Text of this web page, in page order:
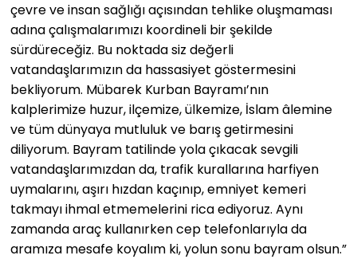
çevre ve insan sağlığı açısından tehlike oluşmaması
adına çalışmalarımızı koordineli bir şekilde
sürdüreceğiz. Bu noktada siz değerli
vatandaşlarımızın da hassasiyet göstermesini
bekliyorum. Mübarek Kurban Bayramı’nın
kalplerimize huzur, ilçemize, ülkemize, İslam âlemine
ve tüm dünyaya mutluluk ve barış getirmesini
diliyorum. Bayram tatilinde yola çıkacak sevgili
vatandaşlarımızdan da, trafik kurallarına harfiyen
uymalarını, aşırı hızdan kaçınıp, emniyet kemeri
takmayı ihmal etmemelerini rica ediyoruz. Aynı
zamanda araç kullanırken cep telefonlarıyla da
aramıza mesafe koyalım ki, yolun sonu bayram olsun.”